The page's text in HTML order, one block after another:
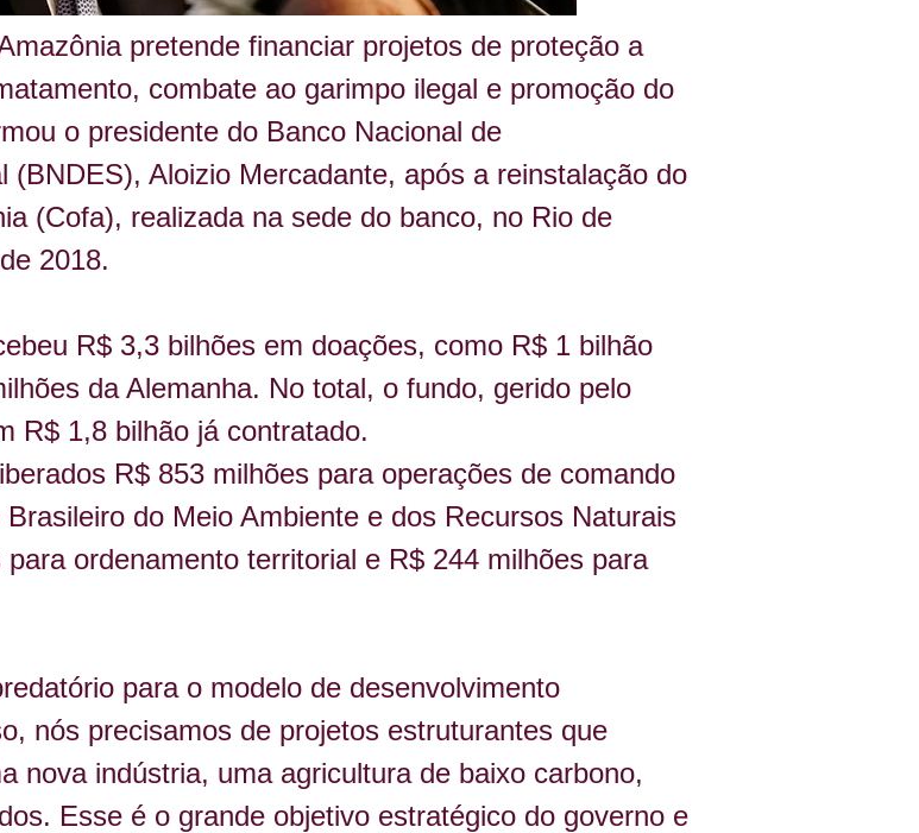
pretende financiar projetos de proteção a
combate ao garimpo ilegal e promoção do
o presidente do Banco Nacional de
(BNDES), Aloizio Mercadante, após a reinstalação do
(Cofa), realizada na sede do banco, no Rio de
2018.
R$ 3,3 bilhões em doações, como R$ 1 bilhão
da Alemanha. No total, o fundo, gerido pelo
R$ 1,8 bilhão já contratado.
R$ 853 milhões para operações de comando
do Meio Ambiente e dos Recursos Naturais
ordenamento territorial e R$ 244 milhões para
para o modelo de desenvolvimento
nós precisamos de projetos estruturantes que
nova indústria, uma agricultura de baixo carbono,
Esse é o grande objetivo estratégico do governo e